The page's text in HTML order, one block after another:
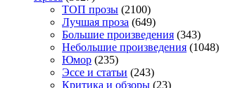
TOП прозы (2100)
Лучшая проза (649)
Большие произведения (343)
Небольшие произведения (1048)
Юмор (235)
Эссе и статьи (243)
Критика и обзоры (23)